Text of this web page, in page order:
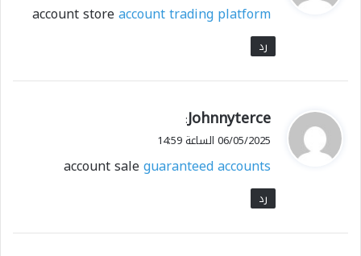
ل
account storeaccount trading platform
رد
ي
ق
ل
Johnnyterce
:
06/05/2025 الساعة 14:59
account saleguaranteed accounts
رد